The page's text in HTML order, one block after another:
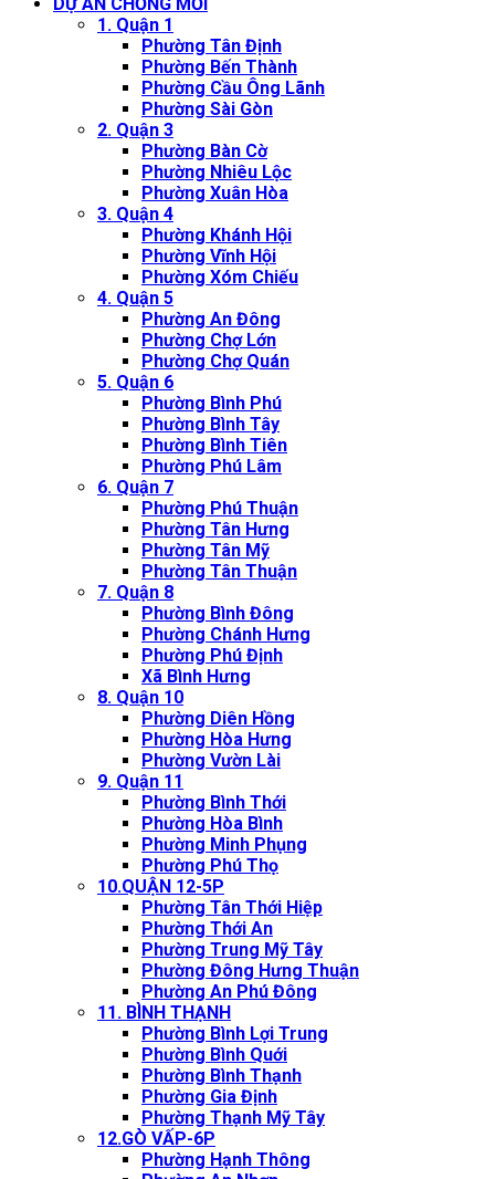
DỰ ÁN CHỐNG MỐI
1. Quận 1
Phường Tân Định
Phường Bến Thành
Phường Cầu Ông Lãnh
Phường Sài Gòn
2. Quận 3
Phường Bàn Cờ
Phường Nhiêu Lộc
Phường Xuân Hòa
3. Quận 4
Phường Khánh Hội
Phường Vĩnh Hội
Phường Xóm Chiếu
4. Quận 5
Phường An Đông
Phường Chợ Lớn
Phường Chợ Quán
5. Quận 6
Phường Bình Phú
Phường Bình Tây
Phường Bình Tiên
Phường Phú Lâm
6. Quận 7
Phường Phú Thuận
Phường Tân Hưng
Phường Tân Mỹ
Phường Tân Thuận
7. Quận 8
Phường Bình Đông
Phường Chánh Hưng
Phường Phú Định
Xã Bình Hưng
8. Quận 10
Phường Diên Hồng
Phường Hòa Hưng
Phường Vườn Lài
9. Quận 11
Phường Bình Thới
Phường Hòa Bình
Phường Minh Phụng
Phường Phú Thọ
10.QUẬN 12-5P
Phường Tân Thới Hiệp
Phường Thới An
Phường Trung Mỹ Tây
Phường Đông Hưng Thuận
Phường An Phú Đông
11. BÌNH THẠNH
Phường Bình Lợi Trung
Phường Bình Quới
Phường Bình Thạnh
Phường Gia Định
Phường Thạnh Mỹ Tây
12.GÒ VẤP-6P
Phường Hạnh Thông